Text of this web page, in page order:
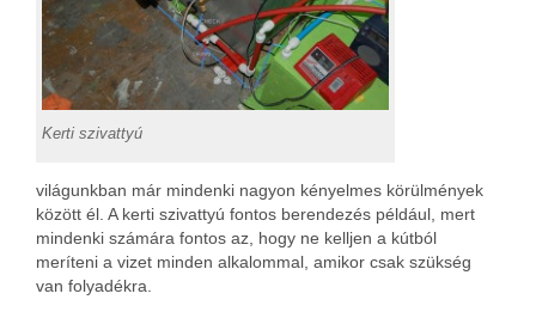
Kerti szivattyú
világunkban már mindenki nagyon kényelmes körülmények
között él. A kerti szivattyú fontos berendezés például, mert
mindenki számára fontos az, hogy ne kelljen a kútból
meríteni a vizet minden alkalommal, amikor csak szükség
van folyadékra.